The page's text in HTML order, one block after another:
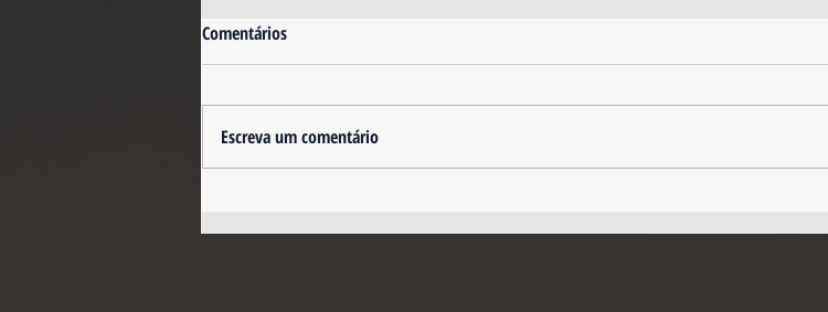
Quer Comprar o Primeiro Imóvel
Investir em Imóvel em Orlando
Comentários
Escreva um comentário